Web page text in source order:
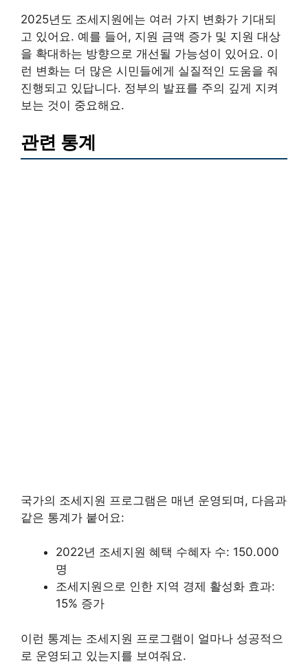
2025년도 조세지원에는 여러 가지 변화가 기대되
고 있어요. 예를 들어, 지원 금액 증가 및 지원 대상
을 확대하는 방향으로 개선될 가능성이 있어요. 이
런 변화는 더 많은 시민들에게 실질적인 도움을 줘
진행되고 있답니다. 정부의 발표를 주의 깊게 지켜
보는 것이 중요해요.
관련 통계
국가의 조세지원 프로그램은 매년 운영되며, 다음과
같은 통계가 붙어요:
2022년 조세지원 혜택 수혜자 수: 150.000
명
조세지원으로 인한 지역 경제 활성화 효과:
15% 증가
이런 통계는 조세지원 프로그램이 얼마나 성공적으
로 운영되고 있는지를 보여줘요.